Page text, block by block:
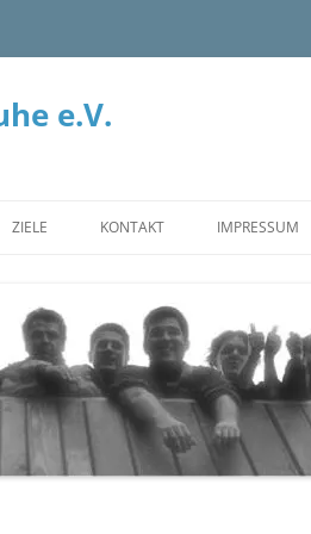
e.V.
ZIELE KONTAKT IMPRESSUM